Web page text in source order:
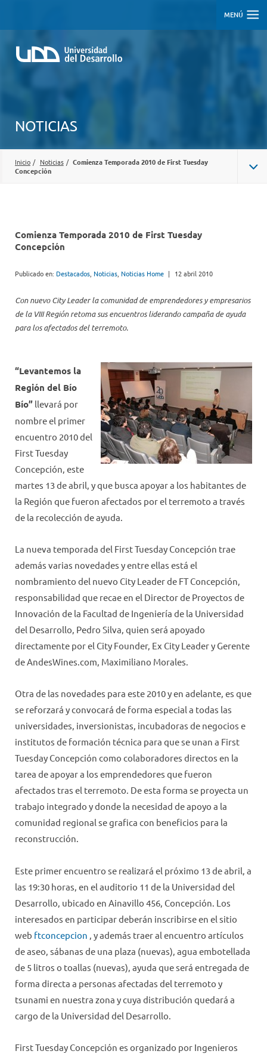
MENÚ
NOTICIAS
Inicio / Noticias / Comienza Temporada 2010 de First Tuesday
Concepción
Comienza Temporada 2010 de First Tuesday
Concepción
Publicado en: Destacados Noticias Noticias Home | 12 abril 2010
Con nuevo City Leader la comunidad de emprendedores y empresarios
de la VIII Región retoma sus encuentros liderando campaña de ayuda
para los afectados del terremoto.
“Levantemos la
Región del Bío
Bío” llevará por
nombre el primer
encuentro 2010 del
First Tuesday
Concepción, este
martes 13 de abril, y que busca apoyar a los habitantes de
la Región que fueron afectados por el terremoto a través
de la recolección de ayuda.
La nueva temporada del First Tuesday Concepción trae
además varias novedades y entre ellas está el
nombramiento del nuevo City Leader de FT Concepción,
responsabilidad que recae en el Director de Proyectos de
Innovación de la Facultad de Ingeniería de la Universidad
del Desarrollo, Pedro Silva, quien será apoyado
directamente por el City Founder, Ex City Leader y Gerente
de AndesWines.com, Maximiliano Morales.
Otra de las novedades para este 2010 y en adelante, es que
se reforzará y convocará de forma especial a todas las
universidades, inversionistas, incubadoras de negocios e
institutos de formación técnica para que se unan a First
Tuesday Concepción como colaboradores directos en la
tarea de apoyar a los emprendedores que fueron
afectados tras el terremoto. De esta forma se proyecta un
trabajo integrado y donde la necesidad de apoyo a la
comunidad regional se grafica con beneficios para la
reconstrucción.
Este primer encuentro se realizará el próximo 13 de abril, a
las 19:30 horas, en el auditorio 11 de la Universidad del
Desarrollo, ubicado en Ainavillo 456, Concepción. Los
interesados en participar deberán inscribirse en el sitio
web ftconcepcion , y además traer al encuentro artículos
de aseo, sábanas de una plaza (nuevas), agua embotellada
de 5 litros o toallas (nuevas), ayuda que será entregada de
forma directa a personas afectadas del terremoto y
tsunami en nuestra zona y cuya distribución quedará a
cargo de la Universidad del Desarrollo.
First Tuesday Concepción es organizado por Ingenieros